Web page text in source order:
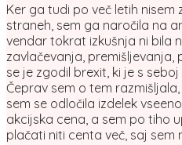
Ker ga tudi po več letih nisem
straneh, sem ga naročila na
vendar tokrat izkušnja ni bila
zavlačevanja, premišljevanja,
se je zgodil brexit, ki je s
Čeprav sem o tem
sem se odločila izdelek
akcijska cena, a sem po tiho
plačati niti centa več, saj sem